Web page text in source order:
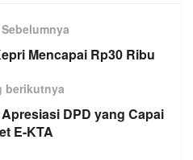
Mencapai Rp30 Ribu
berikutnya
DPD yang Capai
E-KTA